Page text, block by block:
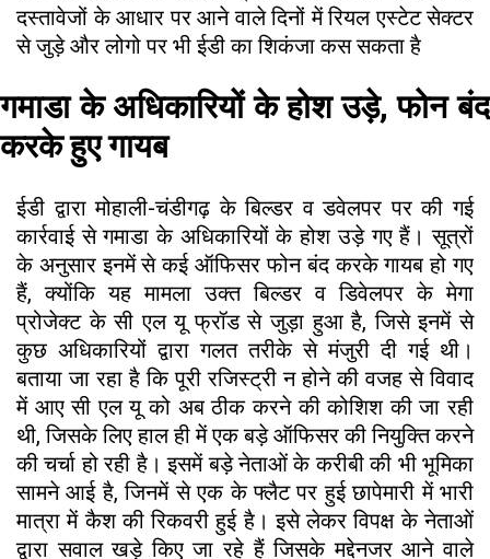
दस्तावेजों के आधार पर आने वाले दिनों में रियल एस्टेट सेक्टर
से जुड़े और लोगो पर भी ईडी का शिकंजा कस सकता है
गमाडा के अधिकारियों के होश उड़े, फोन बंद
करके हुए गायब
ईडी द्वारा मोहाली-चंडीगढ़ के बिल्डर व डवेलपर पर की गई
कार्रवाई से गमाडा के अधिकारियों के होश उड़े गए हैं। सूत्रों
के अनुसार इनमें से कई ऑफिसर फोन बंद करके गायब हो गए
हैं, क्योंकि यह मामला उक्त बिल्डर व डिवेलपर के मेगा
प्रोजेक्ट के सी एल यू फ्रॉड से जुड़ा हुआ है, जिसे इनमें से
कुछ अधिकारियों द्वारा गलत तरीके से मंजुरी दी गई थी।
बताया जा रहा है कि पूरी रजिस्ट्री न होने की वजह से विवाद
में आए सी एल यू को अब ठीक करने की कोशिश की जा रही
थी, जिसके लिए हाल ही में एक बड़े ऑफिसर की नियुक्ति करने
की चर्चा हो रही है। इसमें बड़े नेताओं के करीबी की भी भूमिका
सामने आई है, जिनमें से एक के फ्लैट पर हुई छापेमारी में भारी
मात्रा में कैश की रिकवरी हुई है। इसे लेकर विपक्ष के नेताओं
द्वारा सवाल खड़े किए जा रहे हैं जिसके मद्देनजर आने वाले